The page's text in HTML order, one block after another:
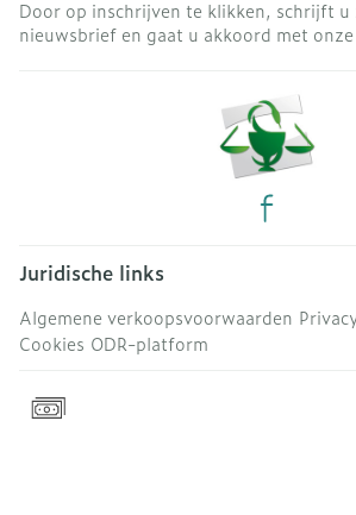
Door op inschrijven te klikken, schrijft u
nieuwsbrief en gaat u akkoord met onze
Juridische links
Algemene verkoopsvoorwaarden
Cookies ODR-platform